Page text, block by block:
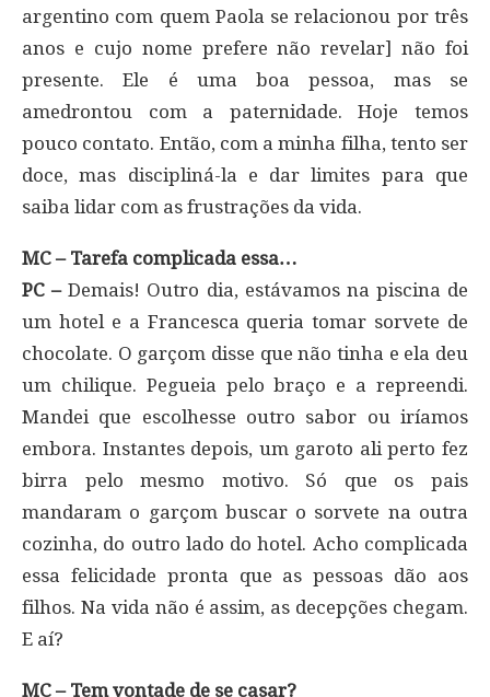
argentino com quem Paola se relacionou por três
anos e cujo nome prefere não revelar] não foi
presente. Ele é uma boa pessoa, mas se
amedrontou com a paternidade. Hoje temos
pouco contato. Então, com a minha filha, tento ser
doce, mas discipliná-la e dar limites para que
saiba lidar com as frustrações da vida.
MC – Tarefa complicada essa…
PC –Demais! Outro dia, estávamos na piscina de
um hotel e a Francesca queria tomar sorvete de
chocolate. O garçom disse que não tinha e ela deu
um chilique. Peguei­a pelo braço e a repreendi.
Mandei que escolhesse outro sabor ou iríamos
embora. Instantes depois, um garoto ali perto fez
birra pelo mesmo motivo. Só que os pais
mandaram o garçom buscar o sorvete na outra
cozinha, do outro lado do hotel. Acho complicada
essa felicidade pronta que as pessoas dão aos
filhos. Na vida não é assim, as decepções chegam.
E aí?
MC – Tem vontade de se casar?